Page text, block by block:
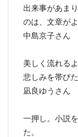
出来事があま
のは、文章が
中島京子さん
美しく流れる
悲しみを帯びた
凪良ゆうさん
一押し。小説
た。